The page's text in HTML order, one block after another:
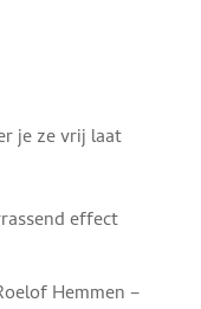
je ze vrij laat
effect
Hemmen –